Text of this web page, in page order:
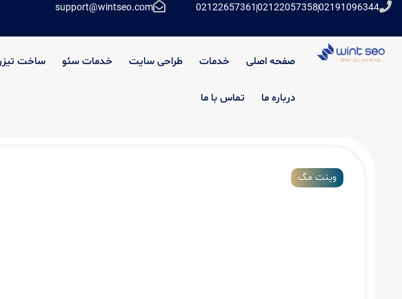
02191096344
02122057358
02122657361
support@wintseo.com
صفحه اصلی خدمات طراحی سایت خدمات سئو ساخت
درباره ما تماس با ما
وینت مگ